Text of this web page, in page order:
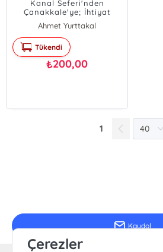
Kanal Seferi'nden
Çanakkale'ye; İhtiyat
Zabiti Münim Mustafa'nın
Harp Hatıraları
Ahmet Yurttakal
Tükendi
₺200,00
1
Kaydol
Çerezler